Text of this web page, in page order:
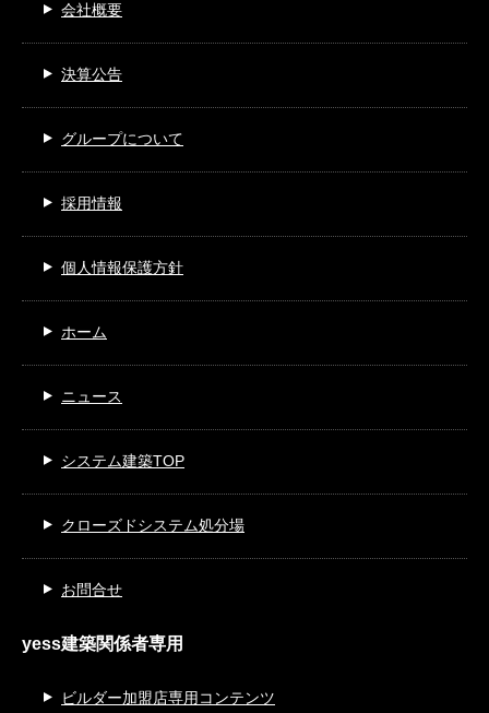
会社概要
決算公告
グループについて
採用情報
個人情報保護方針
ホーム
ニュース
システム建築TOP
クローズドシステム処分場
お問合せ
yess建築関係者専用
ビルダー加盟店専用コンテンツ